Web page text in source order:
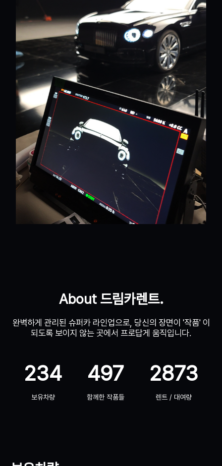
About 드림카렌트.
완벽하게 관리된 슈퍼카 라인업으로, 당신의 장면이 '작품' 이
되도록 보이지 않는 곳에서 프로답게 움직입니다.
234
보유차량
497
함께한 작품들
2873
렌트 / 대여량